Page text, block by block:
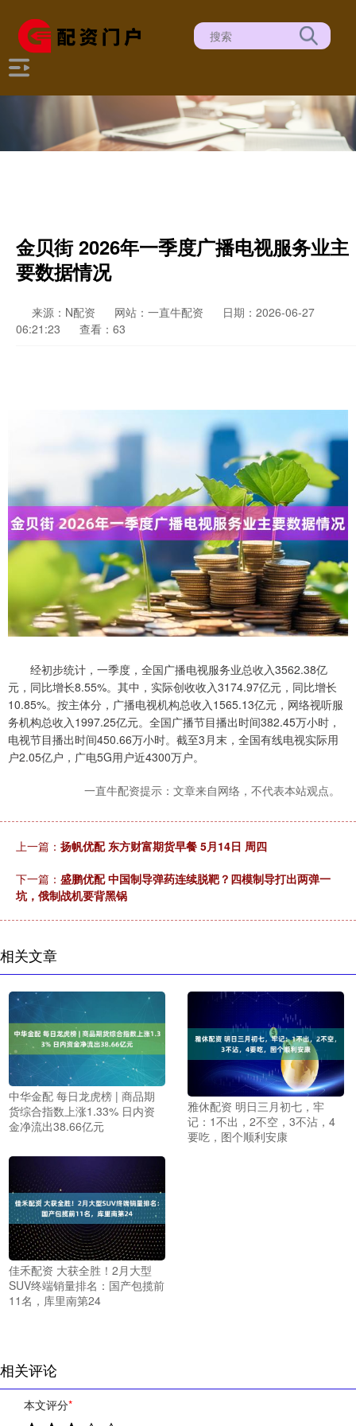
金贝街 2026年一季度广播电视服务业主
要数据情况
来源：N配资 网站：一直牛配资
日期：2026-06-27
06:21:23
查看：63
经初步统计，一季度，全国广播电视服务业总收入3562.38亿
元，同比增长8.55%。其中，实际创收收入3174.97亿元，同比增长
10.85%。按主体分，广播电视机构总收入1565.13亿元，网络视听服
务机构总收入1997.25亿元。全国广播节目播出时间382.45万小时，
电视节目播出时间450.66万小时。截至3月末，全国有线电视实际用
户2.05亿户，广电5G用户近4300万户。
一直牛配资提示：文章来自网络，不代表本站观点。
上一篇： 扬帆优配 东方财富期货早餐 5月14日 周四
下一篇： 盛鹏优配 中国制导弹药连续脱靶？四模制导打出两弹一
坑，俄制战机要背黑锅
相关文章
中华金配 每日龙虎榜 | 商品期
货综合指数上涨1.33% 日内资
金净流出38.66亿元
雅休配资 明日三月初七，牢
记：1不出，2不空，3不沾，4
要吃，图个顺利安康
佳禾配资 大获全胜！2月大型
SUV终端销量排名：国产包揽前
11名，库里南第24
相关评论
本文评分*